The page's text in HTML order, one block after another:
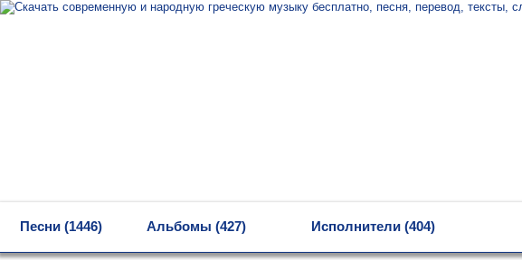
Песни (1446) Альбомы (427) Исполнители (404)